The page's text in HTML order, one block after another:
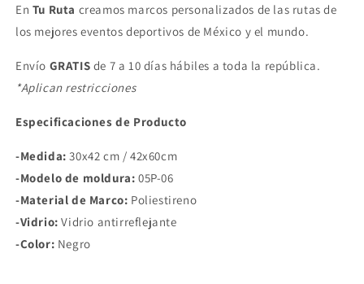
CHAMPIONSHIP
KAILUA-
KONA
CHAMPIONSHIP
KAILUA-
KONA
En Tu Ruta creamos marcos personalizados de las rutas de
los mejores eventos deportivos de México y el mundo.
Envío GRATIS de 7 a 10 días hábiles a toda la república.
*Aplican restricciones
Especificaciones de Producto
-Medida: 30x42 cm / 42x60cm
-Modelo de moldura: 05P-06
-Material de Marco: Poliestireno
-Vidrio: Vidrio antirreflejante
-Color: Negro